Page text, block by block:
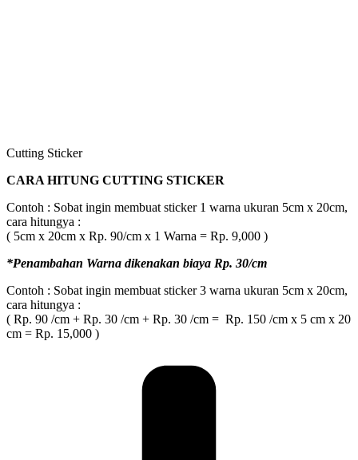
Cutting Sticker
CARA HITUNG CUTTING STICKER
Contoh : Sobat ingin membuat sticker 1 warna ukuran 5cm x 20cm,
cara hitungya :
( 5cm x 20cm x Rp. 90/cm x 1 Warna = Rp. 9,000 )
*Penambahan Warna dikenakan biaya Rp. 30/cm
Contoh : Sobat ingin membuat sticker 3 warna ukuran 5cm x 20cm,
cara hitungya :
( Rp. 90 /cm + Rp. 30 /cm + Rp. 30 /cm = Rp. 150 /cm x 5 cm x 20
cm = Rp. 15,000 )